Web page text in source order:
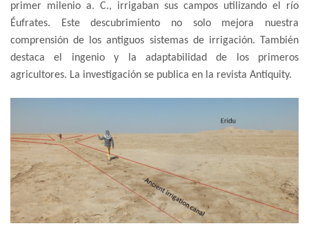
primer milenio a. C., irrigaban sus campos utilizando el río
Éufrates. Este descubrimiento no solo mejora nuestra
comprensión de los antiguos sistemas de irrigación. También
destaca el ingenio y la adaptabilidad de los primeros
agricultores. La investigación se publica en la revista Antiquity.